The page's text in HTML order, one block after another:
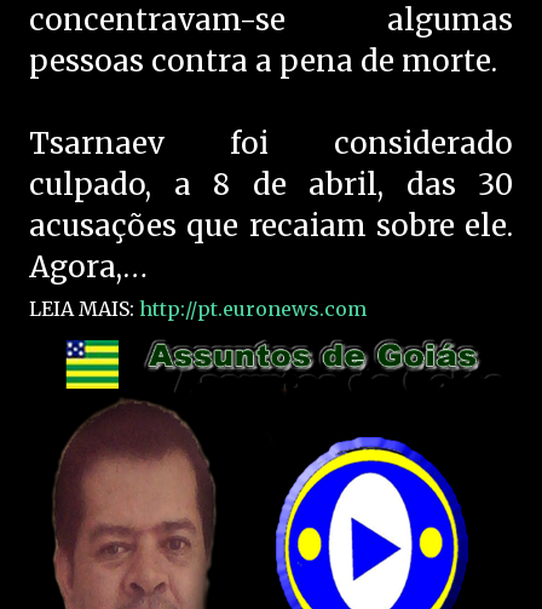
concentravam-se algumas
pessoas contra a pena de morte.
Tsarnaev foi considerado
culpado, a 8 de abril, das 30
acusações que recaiam sobre ele.
Agora,…
LEIA MAIS: http://pt.euronews.com